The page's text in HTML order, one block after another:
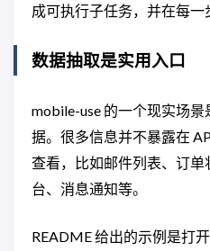
成可执行子任务，并在每一
数据抽取是实用入口
mobile-use 的一个现实场
据。很多信息并不暴露在
查看，比如邮件列表、订
台、消息通知等。
README 给出的示例是打